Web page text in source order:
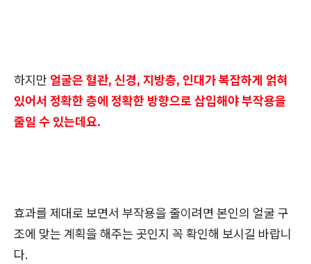
하지만 얼굴은 혈관, 신경, 지방층, 인대가 복잡하게 얽혀
있어서 정확한 층에 정확한 방향으로 삽입해야 부작용을
줄일 수 있는데요.
효과를 제대로 보면서 부작용을 줄이려면 본인의 얼굴 구
조에 맞는 계획을 해주는 곳인지 꼭 확인해 보시길 바랍니
다.